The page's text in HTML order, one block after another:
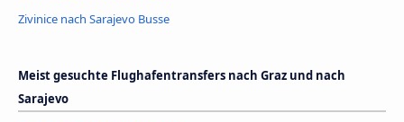
Zivinice nach Sarajevo Busse
Meist gesuchte Flughafentransfers nach Graz und nach
Sarajevo